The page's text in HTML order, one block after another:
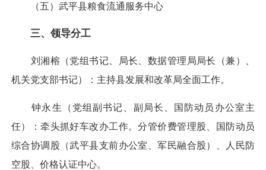
（五）武平县粮食流通服务中心
三、领导分工
刘湘榕（党组书记、局长、数据管理局局长（兼）、
机关党支部书记）：主持县发展和改革局全面工作。
钟永生（党组副书记、副局长、国防动员办公室主
任）：牵头抓好车改办工作。分管价费管理股、国防动员
综合协调股（武平县支前办公室、军民融合股）、人民防
空股、价格认证中心。